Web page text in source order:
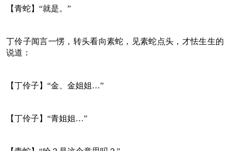
【青蛇】“就是。”
丁伶子闻言一愣，转头看向素蛇，见素蛇点头，才怯生生的
说道：
【丁伶子】“金、金姐姐…”
【丁伶子】“青姐姐…”